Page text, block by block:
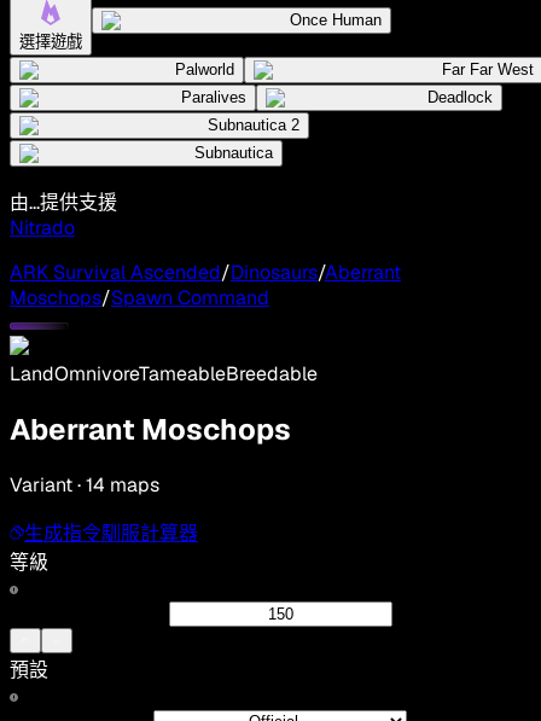
選擇遊戲
Once Human
Palworld
Far Far West
Paralives
Deadlock
Subnautica 2
Subnautica
由...提供支援
Nitrado
ARK Survival Ascended/Dinosaurs/Aberrant
Moschops/Spawn Command
LandOmnivoreTameableBreedable
Aberrant Moschops
Variant · 14 maps
生成指令馴服計算器
等級
預設